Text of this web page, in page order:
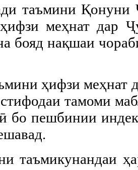
таъмини Қонуни
меҳнат дар
бояд нақшаи
ҳифзи меҳнат
тамоми
бо пешбинии
таъмикунандаи